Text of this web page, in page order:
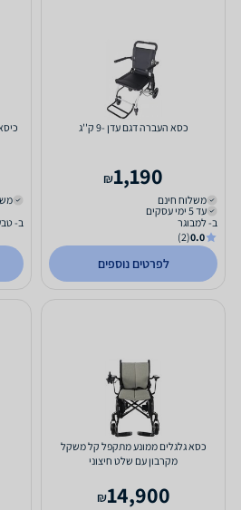
כסא העברה דגם עדן -9 ק''ג
1,190
₪
משלוח חינם
עד 5 ימי עסקים
ב- למבוגר
0.0
(2)
לפרטים נוספים
ב-
כסא גלגלים ממונע מתקפל קל משקל
מקרבון עם שלט חיצוני
14,900
₪